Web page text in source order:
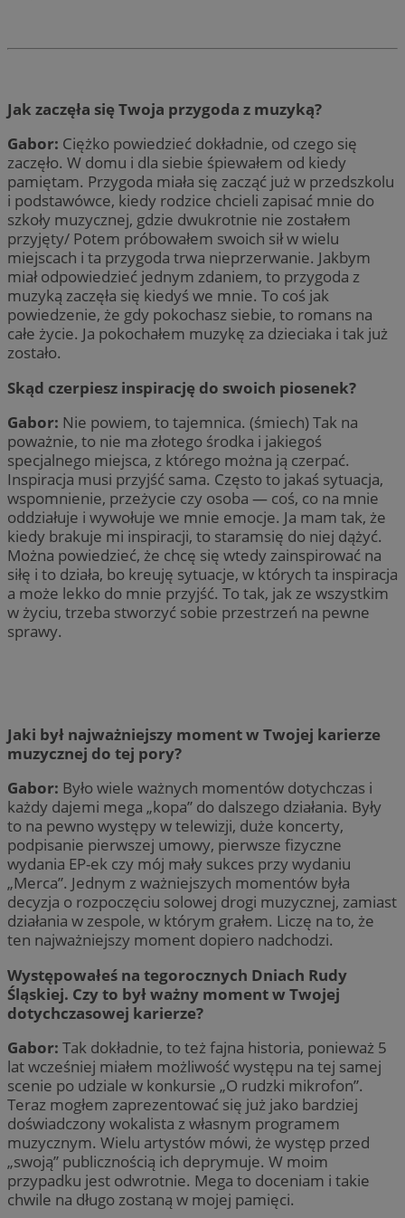
Jak zaczęła się Twoja przygoda z muzyką?
Gabor: Ciężko powiedzieć dokładnie, od czego się
zaczęło. W domu i dla siebie śpiewałem od kiedy
pamiętam. Przygoda miała się zacząć już w przedszkolu
i podstawówce, kiedy rodzice chcieli zapisać mnie do
szkoły muzycznej, gdzie dwukrotnie nie zostałem
przyjęty/ Potem próbowałem swoich sił w wielu
miejscach i ta przygoda trwa nieprzerwanie. Jakbym
miał odpowiedzieć jednym zdaniem, to przygoda z
muzyką zaczęła się kiedyś we mnie. To coś jak
powiedzenie, że gdy pokochasz siebie, to romans na
całe życie. Ja pokochałem muzykę za dzieciaka i tak już
zostało.
Skąd czerpiesz inspirację do swoich piosenek?
Gabor: Nie powiem, to tajemnica. (śmiech) Tak na
poważnie, to nie ma złotego środka i jakiegoś
specjalnego miejsca, z którego można ją czerpać.
Inspiracja musi przyjść sama. Często to jakaś sytuacja,
wspomnienie, przeżycie czy osoba — coś, co na mnie
oddziałuje i wywołuje we mnie emocje. Ja mam tak, że
kiedy brakuje mi inspiracji, to staramsię do niej dążyć.
Można powiedzieć, że chcę się wtedy zainspirować na
siłę i to działa, bo kreuję sytuacje, w których ta inspiracja
a może lekko do mnie przyjść. To tak, jak ze wszystkim
w życiu, trzeba stworzyć sobie przestrzeń na pewne
sprawy.
Jaki był najważniejszy moment w Twojej karierze
muzycznej do tej pory?
Gabor: Było wiele ważnych momentów dotychczas i
każdy dajemi mega „kopa” do dalszego działania. Były
to na pewno występy w telewizji, duże koncerty,
podpisanie pierwszej umowy, pierwsze fizyczne
wydania EP-ek czy mój mały sukces przy wydaniu
„Merca”. Jednym z ważniejszych momentów była
decyzja o rozpoczęciu solowej drogi muzycznej, zamiast
działania w zespole, w którym grałem. Liczę na to, że
ten najważniejszy moment dopiero nadchodzi.
Występowałeś na tegorocznych Dniach Rudy
Śląskiej. Czy to był ważny moment w Twojej
dotychczasowej karierze?
Gabor: Tak dokładnie, to też fajna historia, ponieważ 5
lat wcześniej miałem możliwość występu na tej samej
scenie po udziale w konkursie „O rudzki mikrofon”.
Teraz mogłem zaprezentować się już jako bardziej
doświadczony wokalista z własnym programem
muzycznym. Wielu artystów mówi, że występ przed
„swoją” publicznością ich deprymuje. W moim
przypadku jest odwrotnie. Mega to doceniam i takie
chwile na długo zostaną w mojej pamięci.